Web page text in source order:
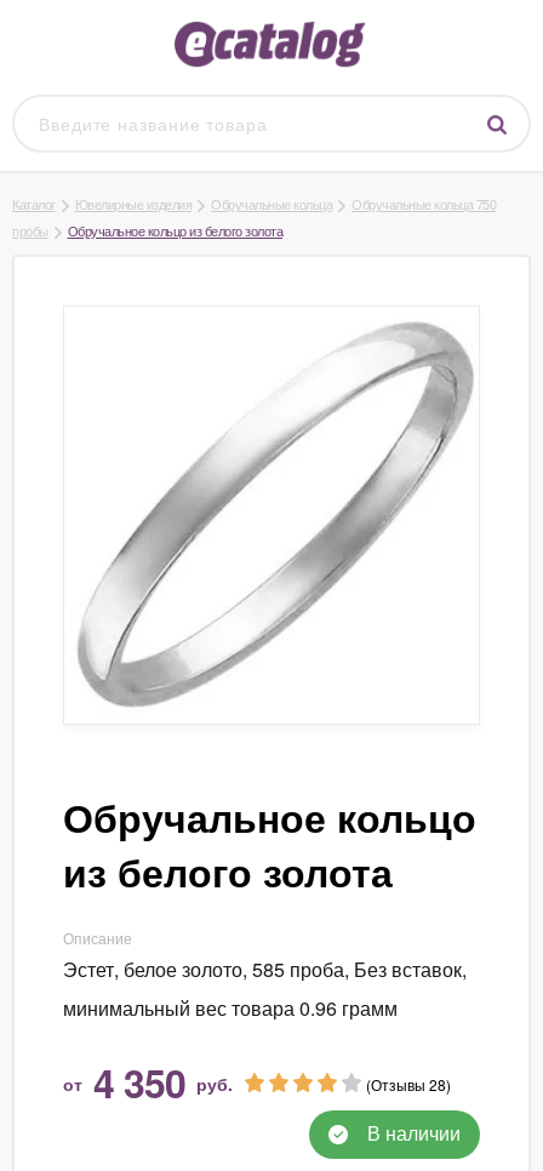
Каталог Ювелирные изделия Обручальные кольца
Обручальные кольца 750
пробы
Обручальное кольцо из белого золота
Обручальное кольцо
из белого золота
Описание
Эстет, белое золото, 585 проба, Без вставок,
минимальный вес товара 0.96 грамм
от 4 350 руб. (Отзывы 28)
В наличии